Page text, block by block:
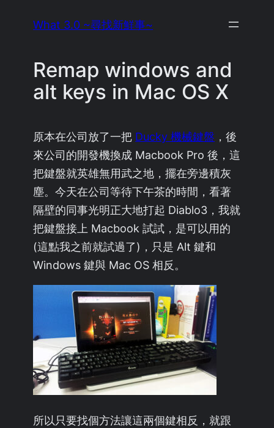
What 3.0 ~尋找新鮮事~
Remap windows and
alt keys in Mac OS X
原本在公司放了一把 Ducky 機械鍵盤 ，後
來公司的開發機換成 Macbook Pro 後，這
把鍵盤就英雄無用武之地，擺在旁邊積灰
塵。今天在公司等待下午茶的時間，看著
隔壁的同事光明正大地打起 Diablo3，我就
把鍵盤接上 Macbook 試試，是可以用的
(這點我之前就試過了)，只是 Alt 鍵和
Windows 鍵與 Mac OS 相反。
所以只要找個方法讓這兩個鍵相反，就跟